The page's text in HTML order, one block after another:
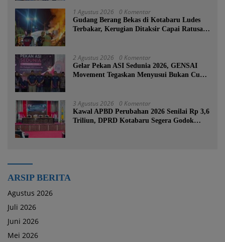
1 Agustus 2026 0 Komentar
Gudang Berang Bekas di Kotabaru Ludes
Terbakar, Kerugian Ditaksir Capai Ratusan
2 Agustus 2026 0 Komentar
Gelar Pekan ASI Sedunia 2026, GENSAI
Movement Tegaskan Menyusui Bukan Cuma
3 Agustus 2026 0 Komentar
Kawal APBD Perubahan 2026 Senilai Rp 3,6
Triliun, DPRD Kotabaru Segera Godok
ARSIP BERITA
Agustus 2026
Juli 2026
Juni 2026
Mei 2026